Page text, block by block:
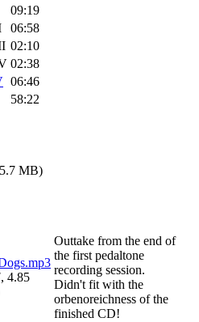
09:19
06:58
02:10
02:38
06:46
58:22
MB)
4.85
Outtake from the end of
the first pedaltone
recording session.
Didn't fit with the
orbenoreichness of the
finished CD!